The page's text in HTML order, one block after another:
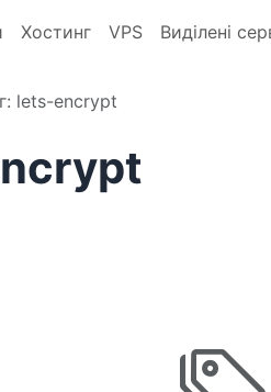
Хостинг VPS Виділені
lets-encrypt